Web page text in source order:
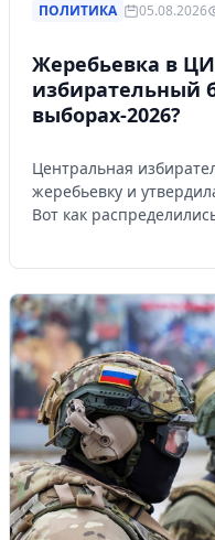
ПОЛИТИКА 05.08.2026
Жеребьевка в
избирательный
выборах-2026?
Центральная
жеребьевку и
Вот как